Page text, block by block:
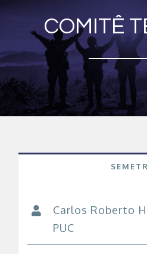
COMITÊ
Carlos Roberto
PUC